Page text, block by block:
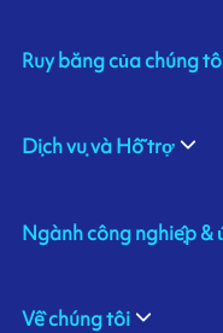
Ruy băng của chúng
Dịch vụ và Hỗ trợ
Ngành công nghiệp &
Về chúng tôi